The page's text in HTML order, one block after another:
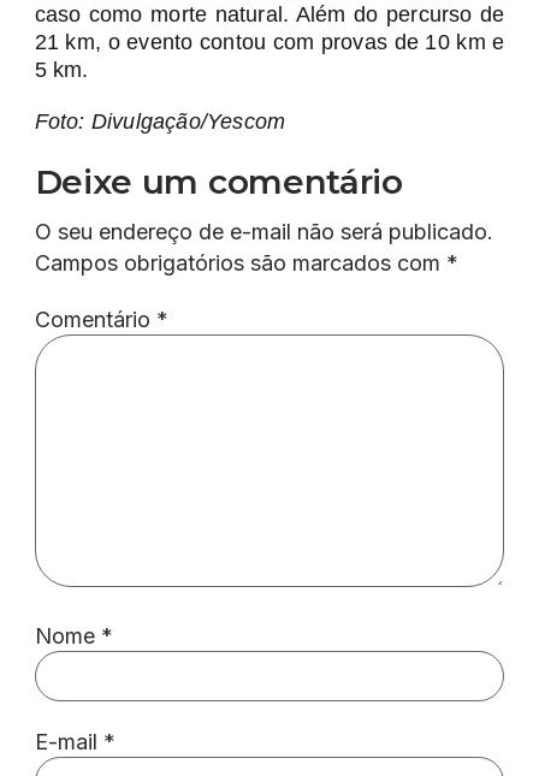
caso como morte natural. Além do percurso de
21 km, o evento contou com provas de 10 km e
5 km.
Foto: Divulgação/Yescom
Deixe um comentário
O seu endereço de e-mail não será publicado.
Campos obrigatórios são marcados com *
Comentário *
Nome *
E-mail *